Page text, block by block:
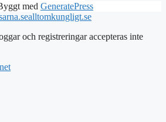
med GeneratePress
alltomkungligt.se
och registreringar accepteras inte